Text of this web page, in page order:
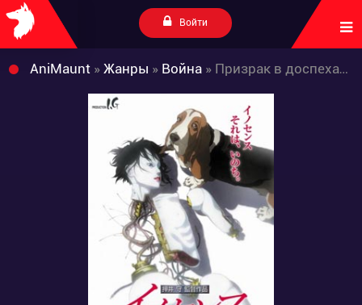
Войти
AniMaunt » Жанры » Война » Призрак в доспехах 2: Невинность